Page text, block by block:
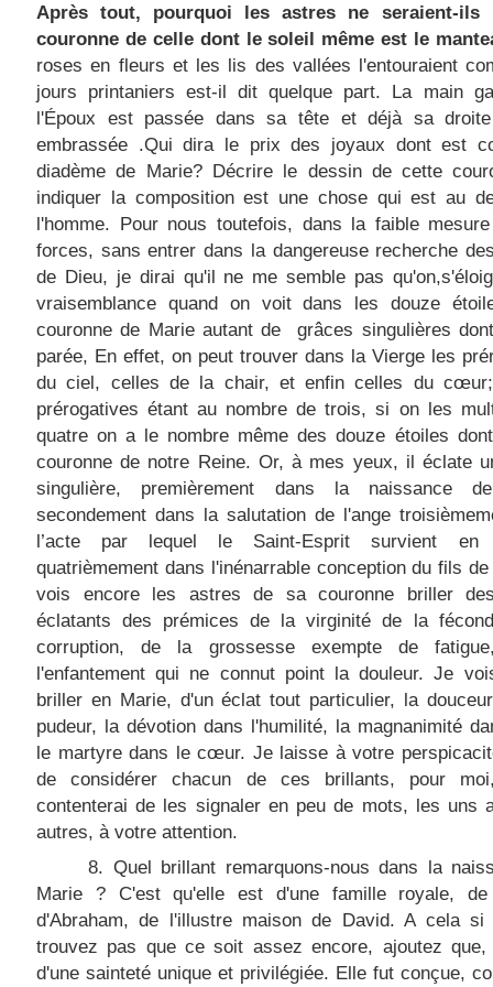
Après tout, pourquoi les astres ne seraient-ils
couronne de celle dont le soleil même est le
roses en fleurs et les lis des vallées l'entouraient
jours printaniers est-il dit quelque part. La main
l'Époux est passée dans sa tête et déjà sa
embrassée .Qui dira le prix des joyaux dont est
diadème de Marie? Décrire le dessin de cette
indiquer la composition est une chose qui est au
l'homme. Pour nous toutefois, dans la faible
forces, sans entrer dans la dangereuse recherche
de Dieu, je dirai qu'il ne me semble pas
vraisemblance quand on voit dans les douze
couronne de Marie autant de grâces singulières
parée, En effet, on peut trouver dans la Vierge les
du ciel, celles de la chair, et enfin celles du
prérogatives étant au nombre de trois, si on les
quatre on a le nombre même des douze étoiles
couronne de notre Reine. Or, à mes yeux, il éclate
singulière, premièrement dans la naissance
secondement dans la salutation de l'ange
l’acte par lequel le Saint-Esprit survient
quatrièmement dans l'inénarrable conception du fils
vois encore les astres de sa couronne briller
éclatants des prémices de la virginité de la
corruption, de la grossesse exempte de
l'enfantement qui ne connut point la douleur. Je
briller en Marie, d'un éclat tout particulier, la
pudeur, la dévotion dans l'humilité, la magnanimité
le martyre dans le cœur. Je laisse à votre
de considérer chacun de ces brillants, pour
contenterai de les signaler en peu de mots, les uns
autres, à votre attention.
8. Quel brillant remarquons-nous dans la
Marie ? C'est qu'elle est d'une famille royale,
d'Abraham, de l'illustre maison de David. A cela si
trouvez pas que ce soit assez encore, ajoutez
d'une sainteté unique et privilégiée. Elle fut conçue,